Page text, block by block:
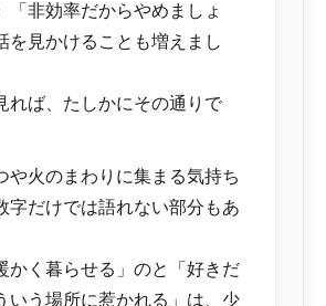
「非効率だからやめましょ
を見かけることも増えまし
れば、たしかにその通りで
や火のまわりに集まる気持ち
字だけでは語れない部分もあ
かく暮らせる」のと「好きだ
いう場所に惹かれる」は、少